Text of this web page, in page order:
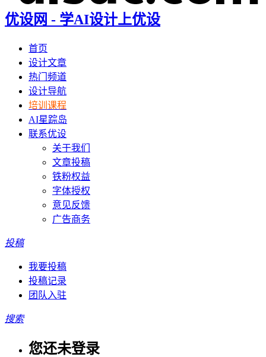
优设网 - 学AI设计上优设
首页
设计文章
热门频道
设计导航
培训课程
AI星踪岛
联系优设
关于我们
文章投稿
铁粉权益
字体授权
意见反馈
广告商务
投稿
我要投稿
投稿记录
团队入驻
搜索
您还未登录